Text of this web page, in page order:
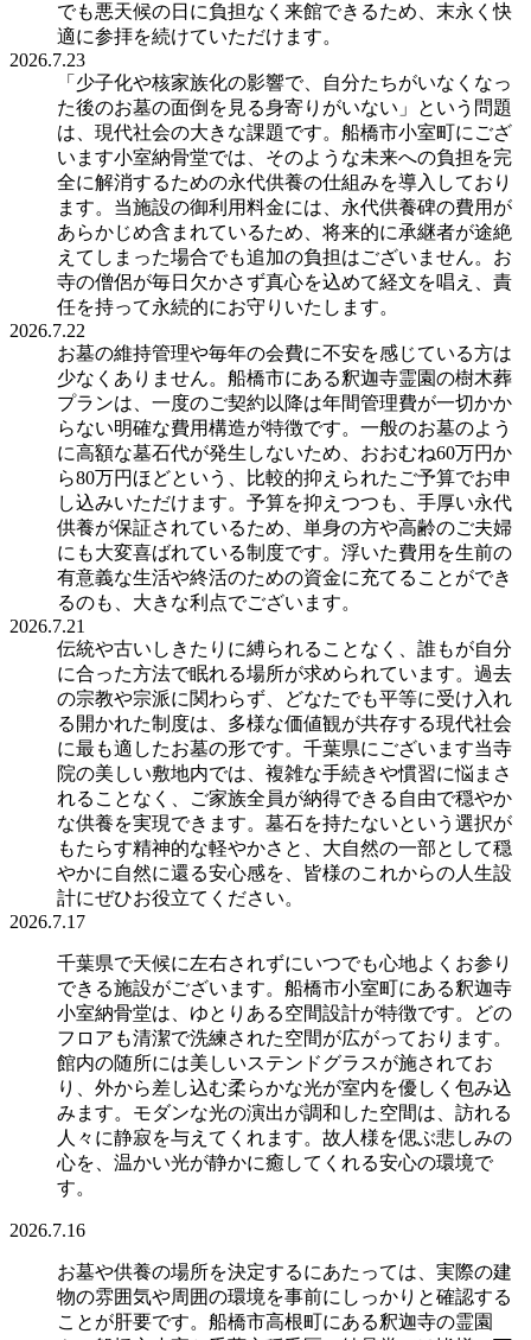
でも悪天候の日に負担なく来館できるため、末永く快
適に参拝を続けていただけます。
2026.7.23
「少子化や核家族化の影響で、自分たちがいなくなっ
た後のお墓の面倒を見る身寄りがいない」という問題
は、現代社会の大きな課題です。船橋市小室町にござ
います小室納骨堂では、そのような未来への負担を完
全に解消するための永代供養の仕組みを導入しており
ます。当施設の御利用料金には、永代供養碑の費用が
あらかじめ含まれているため、将来的に承継者が途絶
えてしまった場合でも追加の負担はございません。お
寺の僧侶が毎日欠かさず真心を込めて経文を唱え、責
任を持って永続的にお守りいたします。
2026.7.22
お墓の維持管理や毎年の会費に不安を感じている方は
少なくありません。船橋市にある釈迦寺霊園の樹木葬
プランは、一度のご契約以降は年間管理費が一切かか
らない明確な費用構造が特徴です。一般のお墓のよう
に高額な墓石代が発生しないため、おおむね60万円か
ら80万円ほどという、比較的抑えられたご予算でお申
し込みいただけます。予算を抑えつつも、手厚い永代
供養が保証されているため、単身の方や高齢のご夫婦
にも大変喜ばれている制度です。浮いた費用を生前の
有意義な生活や終活のための資金に充てることができ
るのも、大きな利点でございます。
2026.7.21
伝統や古いしきたりに縛られることなく、誰もが自分
に合った方法で眠れる場所が求められています。過去
の宗教や宗派に関わらず、どなたでも平等に受け入れ
る開かれた制度は、多様な価値観が共存する現代社会
に最も適したお墓の形です。千葉県にございます当寺
院の美しい敷地内では、複雑な手続きや慣習に悩まさ
れることなく、ご家族全員が納得できる自由で穏やか
な供養を実現できます。墓石を持たないという選択が
もたらす精神的な軽やかさと、大自然の一部として穏
やかに自然に還る安心感を、皆様のこれからの人生設
計にぜひお役立てください。
2026.7.17
千葉県で天候に左右されずにいつでも心地よくお参り
できる施設がございます。船橋市小室町にある釈迦寺
小室納骨堂は、ゆとりある空間設計が特徴です。どの
フロアも清潔で洗練された空間が広がっております。
館内の随所には美しいステンドグラスが施されてお
り、外から差し込む柔らかな光が室内を優しく包み込
みます。モダンな光の演出が調和した空間は、訪れる
人々に静寂を与えてくれます。故人様を偲ぶ悲しみの
心を、温かい光が静かに癒してくれる安心の環境で
す。
2026.7.16
お墓や供養の場所を決定するにあたっては、実際の建
物の雰囲気や周囲の環境を事前にしっかりと確認する
ことが肝要です。船橋市高根町にある釈迦寺の霊園